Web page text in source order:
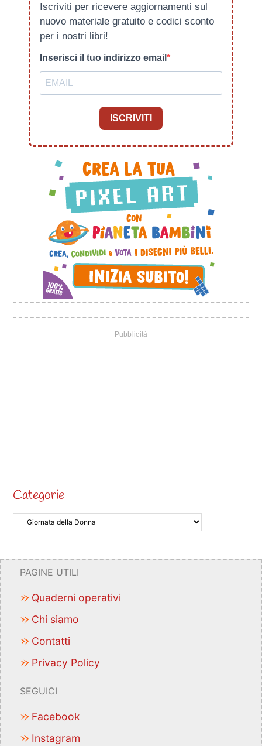
Iscriviti per ricevere aggiornamenti sul
nuovo materiale gratuito e codici sconto
per i nostri libri!
Inserisci il tuo indirizzo email
ISCRIVITI
Categorie
PAGINE UTILI
Quaderni operativi
Chi siamo
Contatti
Privacy Policy
SEGUICI
Facebook
Instagram